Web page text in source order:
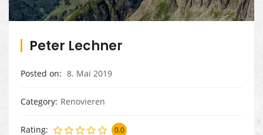
Peter Lechner
Posted on 8. Mai 2019
Category Renovieren
Rating 0.0